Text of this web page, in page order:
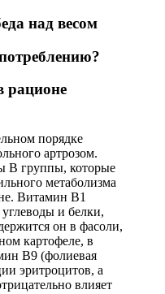
над весом
порядке
артрозом.
В группы, которые
метаболизма
Витамин В1
и белки,
он в фасоли,
картофеле, в
В9 (фолиевая
эритроцитов, а
влияет